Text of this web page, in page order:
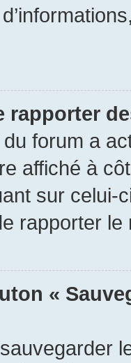
rapporter
du forum a
affiché à
sur
rapporter le
«